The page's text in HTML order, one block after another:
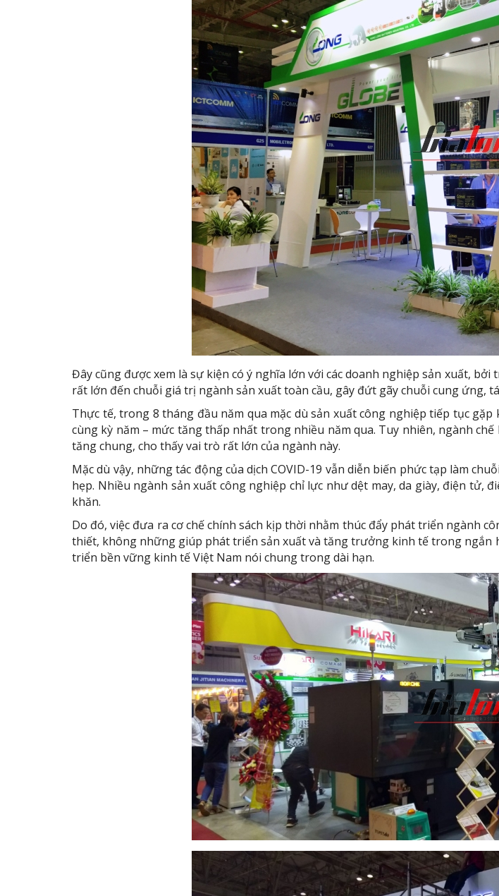
Đây cũng được xem là sự kiện có ý nghĩa lớn với các doanh nghiệp sản xuất,
rất lớn đến chuỗi giá trị ngành sản xuất toàn cầu, gây đứt gãy chuỗi cung ứng,
Thực tế, trong 8 tháng đầu năm qua mặc dù sản xuất công nghiệp tiếp tục
cùng kỳ năm – mức tăng thấp nhất trong nhiều năm qua. Tuy nhiên, ngành
tăng chung, cho thấy vai trò rất lớn của ngành này.
Mặc dù vậy, những tác động của dịch COVID-19 vẫn diễn biến phức tạp làm
hẹp. Nhiều ngành sản xuất công nghiệp chỉ lực như dệt may, da giày, điện tử,
khăn.
Do đó, việc đưa ra cơ chế chính sách kịp thời nhằm thúc đẩy phát triển ngành
thiết, không những giúp phát triển sản xuất và tăng trưởng kinh tế trong ngắn
triển bền vững kinh tế Việt Nam nói chung trong dài hạn.